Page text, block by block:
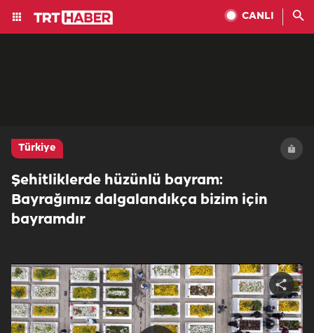
CANLI
Türkiye
Şehitliklerde hüzünlü bayram:
Bayrağımız dalgalandıkça bizim için
bayramdır
Share
video